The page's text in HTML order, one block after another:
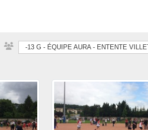
-13 G - ÉQUIPE AURA - ENTENTE